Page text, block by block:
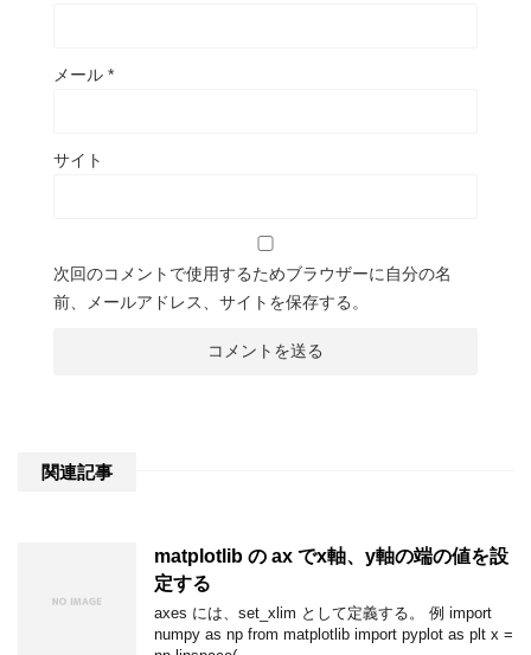
メール *
サイト
次回のコメントで使用するためブラウザーに自分の名
前、メールアドレス、サイトを保存する。
関連記事
matplotlib の ax でx軸、y軸の端の値を設
定する
axes には、set_xlim として定義する。 例 import
numpy as np from matplotlib import pyplot as plt x =